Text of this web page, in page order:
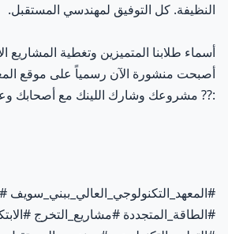
النظيفة. كل التوفيق لمهندسي المستقبل.
أصبحت منشورة الآن رسمياً على موقع
??:
#الطاقة_المتجددة #مشاريع_التخرج